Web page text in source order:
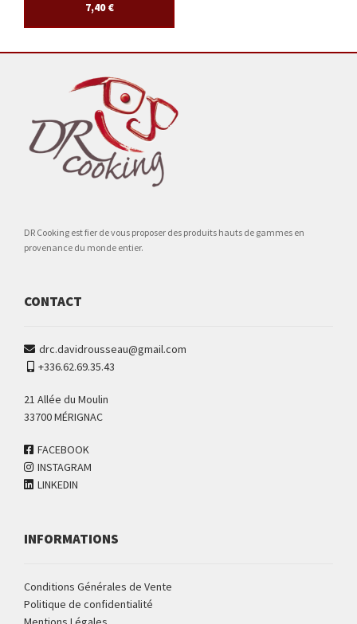
7,40€
DR Cooking est fier de vous proposer des produits hauts de gammes en
provenance du monde entier.
CONTACT
drc.davidrousseau@gmail.com
+336.62.69.35.43
21 Allée du Moulin
33700 MÉRIGNAC
FACEBOOK
INSTAGRAM
LINKEDIN
INFORMATIONS
Conditions Générales de Vente
Politique de confidentialité